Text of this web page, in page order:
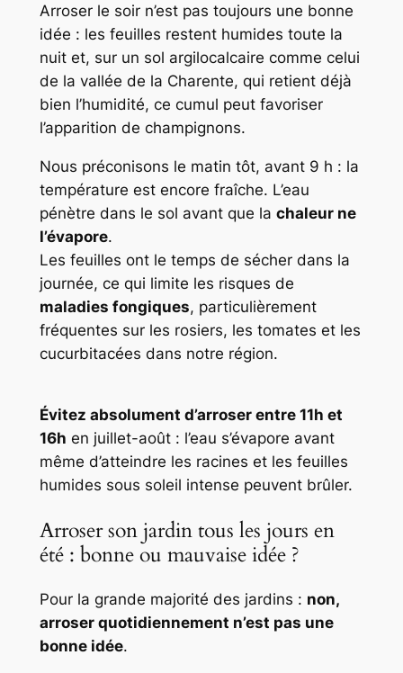
Arroser le soir n’est pas toujours une bonne
idée : les feuilles restent humides toute la
nuit et, sur un sol argilocalcaire comme celui
de la vallée de la Charente, qui retient déjà
bien l’humidité, ce cumul peut favoriser
l’apparition de champignons.
Nous préconisons le matin tôt, avant 9 h : la
température est encore fraîche. L’eau
pénètre dans le sol avant que la chaleur ne
l’évapore.
Les feuilles ont le temps de sécher dans la
journée, ce qui limite les risques de
maladies fongiques, particulièrement
fréquentes sur les rosiers, les tomates et les
cucurbitacées dans notre région.
Évitez absolument d’arroser entre 11h et
16h en juillet-août : l’eau s’évapore avant
même d’atteindre les racines et les feuilles
humides sous soleil intense peuvent brûler.
Arroser son jardin tous les jours en
été : bonne ou mauvaise idée ?
Pour la grande majorité des jardins : non,
arroser quotidiennement n’est pas une
bonne idée.